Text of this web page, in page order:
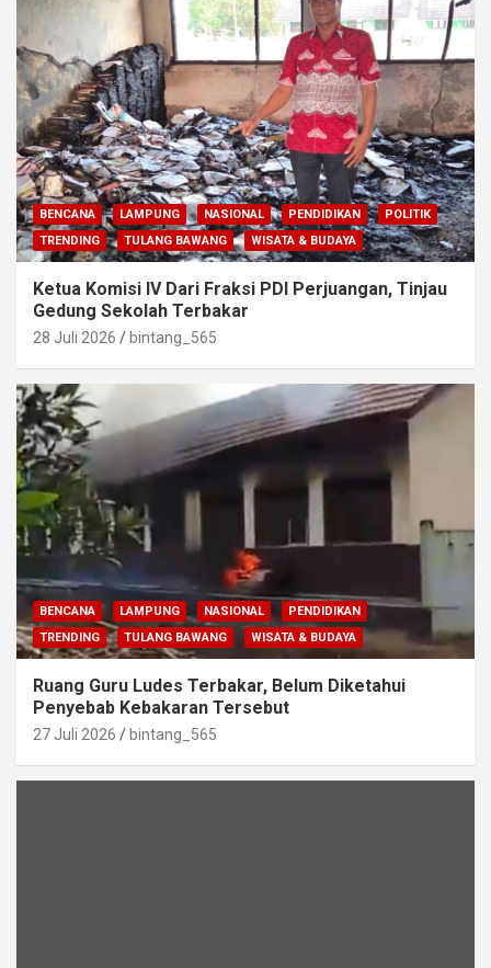
BENCANA LAMPUNG NASIONAL PENDIDIKAN
POLITIK
TRENDING
TULANG BAWANG WISATA & BUDAYA
Ketua Komisi IV Dari Fraksi PDI Perjuangan, Tinjau
Gedung Sekolah Terbakar
28 Juli 2026 bintang_565
BENCANA LAMPUNG NASIONAL
PENDIDIKAN
TRENDING
TULANG BAWANG WISATA & BUDAYA
Ruang Guru Ludes Terbakar, Belum Diketahui
Penyebab Kebakaran Tersebut
27 Juli 2026 bintang_565